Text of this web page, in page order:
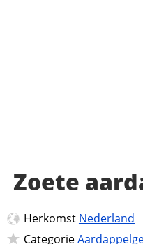
Zoete
Herkomst Nederland
Categorie